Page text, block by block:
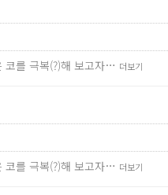
코를 극복(?)해 보고자… 더보기
코를 극복(?)해 보고자… 더보기